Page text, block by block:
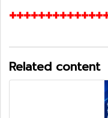
Related content